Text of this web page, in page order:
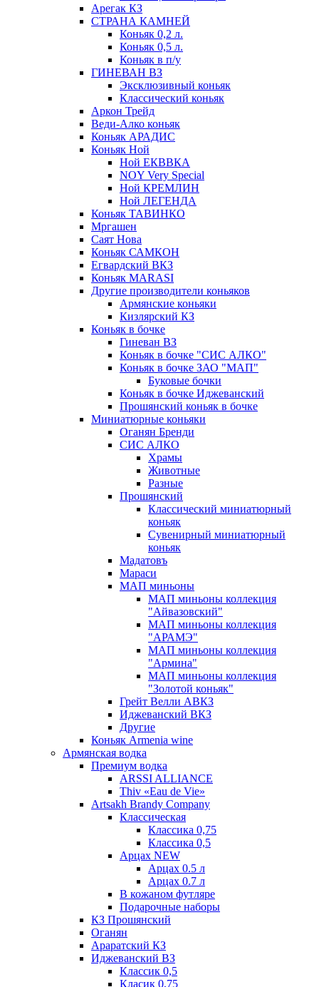
Арегак КЗ
СТРАНА КАМНЕЙ
Коньяк 0,2 л.
Коньяк 0,5 л.
Коньяк в п/у
ГИНЕВАН ВЗ
Эксклюзивный коньяк
Классический коньяк
Аркон Трейд
Веди-Алко коньяк
Коньяк АРАДИС
Коньяк Ной
Ной ЕКВВКА
NOY Very Special
Ной КРЕМЛИН
Ной ЛЕГЕНДА
Коньяк ТАВИНКО
Мргашен
Саят Нова
Коньяк САМКОН
Егвардский ВКЗ
Коньяк MARASI
Другие производители коньяков
Армянские коньяки
Кизлярский КЗ
Коньяк в бочке
Гиневан ВЗ
Коньяк в бочке "СИС АЛКО"
Коньяк в бочке ЗАО "МАП"
Буковые бочки
Коньяк в бочке Иджеванский
Прошянский коньяк в бочке
Миниатюрные коньяки
Оганян Бренди
СИС АЛКО
Храмы
Животные
Разные
Прошянский
Классический миниатюрный
коньяк
Сувенирный миниатюрный
коньяк
Мадатовъ
Мараси
МАП миньоны
МАП миньоны коллекция
"Айвазовский"
МАП миньоны коллекция
"АРАМЭ"
МАП миньоны коллекция
"Армина"
МАП миньоны коллекция
"Золотой коньяк"
Грейт Велли АВКЗ
Иджеванский ВКЗ
Другие
Коньяк Armenia wine
Армянская водка
Премиум водка
ARSSI ALLIANCE
Thiv «Eau de Vie»
Artsakh Brandy Company
Классическая
Классика 0,75
Классика 0,5
Арцах NEW
Арцах 0.5 л
Арцах 0.7 л
В кожаном футляре
Подарочные наборы
КЗ Прошянский
Оганян
Араратский КЗ
Иджеванский ВЗ
Классик 0,5
Класик 0,75